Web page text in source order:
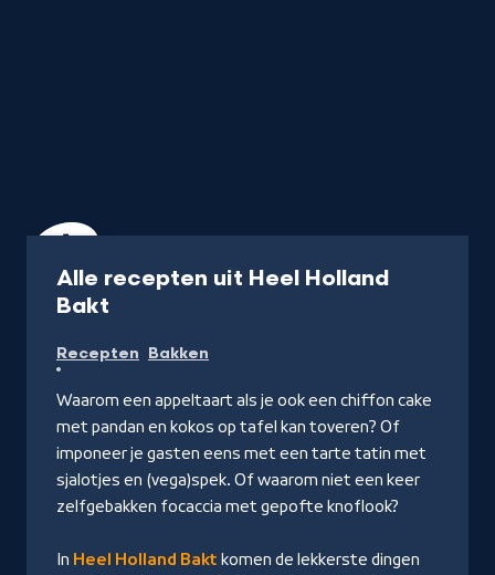
Alle recepten uit Heel Holland
Bakt
recepten
Recepten Bakken
Waarom een appeltaart als je ook een chiffon cake
met pandan en kokos op tafel kan toveren? Of
imponeer je gasten eens met een tarte tatin met
sjalotjes en (vega)spek. Of waarom niet een keer
zelfgebakken focaccia met gepofte knoflook?
In Heel Holland Bakt komen de lekkerste dingen